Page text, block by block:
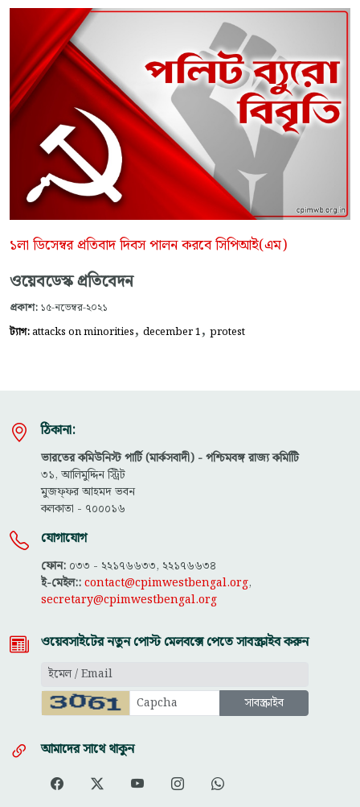
১লা ডিসেম্বর প্রতিবাদ দিবস পালন করবে সিপিআই(এম)
ওয়েবডেস্ক প্রতিবেদন
প্রকাশ: ১৫-নভেম্বর-২০২১
ট্যাগ:attacks on minorities, december 1, protest
ঠিকানা:
ভারতের কমিউনিস্ট পার্টি (মার্কসবাদী) - পশ্চিমবঙ্গ রাজ্য কমিটিি
৩১, আলিমুদ্দিন স্ট্রিট
মুজফ্ফ‌র আহমদ ভবন
কলকাতা - ৭০০০১৬
যোগাযোগ
ফোন: ০৩৩ - ২২১৭৬৬৩৩, ২২১৭৬৬৩৪
ই-মেইল::contact@cpimwestbengal.org,
secretary@cpimwestbengal.org
ওয়েবসাইটের নতুন পোস্ট মেলবক্সে পেতে সাবস্ক্রাইব করুন
আমাদের সাথে থাকুন